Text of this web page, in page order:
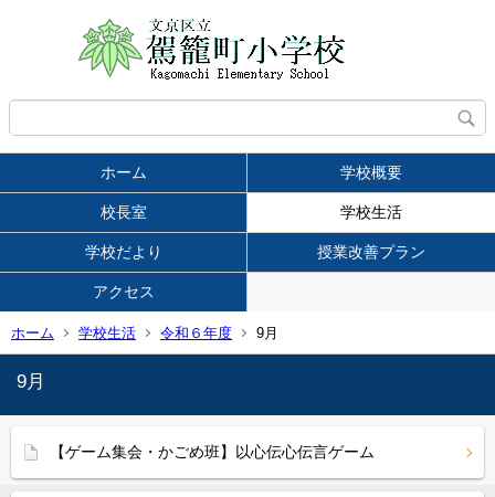
ホーム 学校概要
校長室 学校生活
学校だより 授業改善プラン
アクセス
ホーム 学校生活 令和６年度 9月
9月
【ゲーム集会・かごめ班】以心伝心伝言ゲーム